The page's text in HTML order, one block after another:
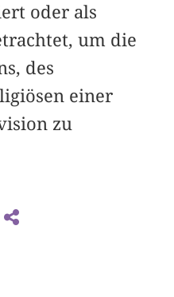
oder als
um die
des
einer
zu